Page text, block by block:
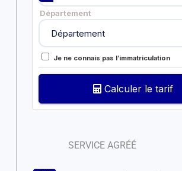
Département
Je ne connais pas l’immatriculation
Calculer le tarif
SERVICE AGRÉÉ